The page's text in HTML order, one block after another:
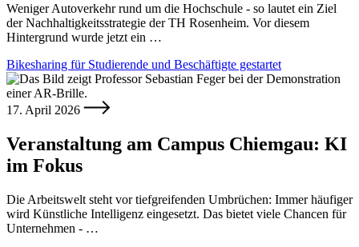
Weniger Autoverkehr rund um die Hochschule - so lautet ein Ziel
der Nachhaltigkeitsstrategie der TH Rosenheim. Vor diesem
Hintergrund wurde jetzt ein …
Bikesharing für Studierende und Beschäftigte gestartet
17. April 2026
Veranstaltung am Campus Chiemgau: KI
im Fokus
Die Arbeitswelt steht vor tiefgreifenden Umbrüchen: Immer häufiger
wird Künstliche Intelligenz eingesetzt. Das bietet viele Chancen für
Unternehmen - …